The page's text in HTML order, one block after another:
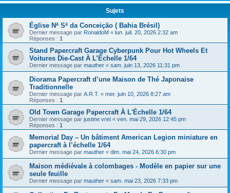
Sujets
Église Nª Sª da Conceição ( Bahia Brésil)
Dernier message par RonaldoM « lun. juil. 20, 2026 2:32 am
Réponses : 1
Stand Papercraft Garage Cyberpunk Pour Hot Wheels Et
Voitures Die-Cast À L’Échelle 1/64
Dernier message par mauther « sam. juin 13, 2026 11:31 pm
Diorama Papercraft d’une Maison de Thé Japonaise
Traditionnelle
Dernier message par A.R.T. « mer. juin 10, 2026 8:27 am
Réponses : 1
Old Town Garage Papercraft À L'Échelle 1/64
Dernier message par justine vret « ven. mai 29, 2026 12:45 pm
Réponses : 1
Memorial Day – Un bâtiment American Legion miniature en
papercraft à l’échelle 1/64
Dernier message par mauther « dim. mai 24, 2026 6:30 pm
Maison médiévale à colombages - Modèle en papier sur une
seule feuille
Dernier message par mauther « sam. mai 23, 2026 7:33 pm